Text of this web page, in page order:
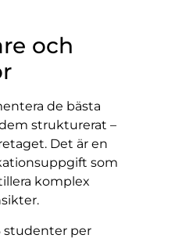
och
de bästa
strukturerat –
Det är en
som
komplex
studenter per